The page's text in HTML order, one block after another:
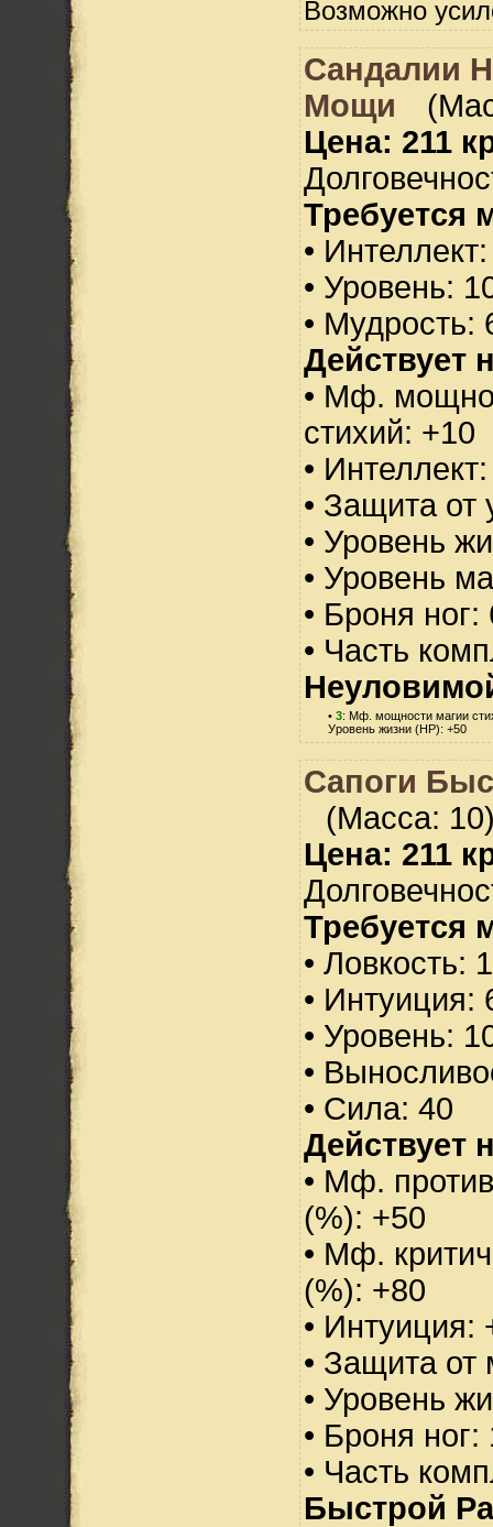
Возможно
Сандалии
Мощи
Цена: 211
Требуется
•
• Уровень:
• Мудрость:
Действует
• Мф.
стихий: +10
•
• Защита от
• Уровень
• Уровень
• Броня
• Часть
• 3: Мф. мощности магии
Уровень жизни (HP): +50
Сапоги
(Масса:
Цена: 211
Требуется
• Ловкость:
• Интуиция:
• Уровень:
•
• Сила: 40
Действует
• Мф.
(%): +50
• Мф.
(%): +80
• Интуиция:
• Защита от
• Уровень
• Броня
• Часть
Быстрой